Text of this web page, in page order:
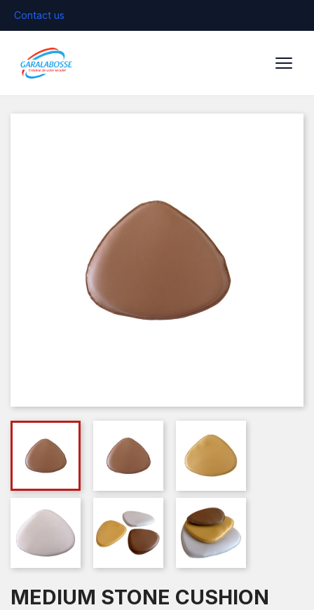
Contact us
MEDIUM STONE CUSHION